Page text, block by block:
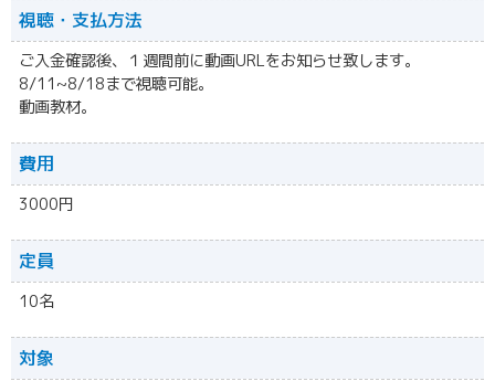
視聴・ 支払方法
ご入金確認後、１週間前に動画URLをお知らせ致します。
8/11~8/18まで視聴可能。
動画教材。
費用
3000円
定員
10名
対象